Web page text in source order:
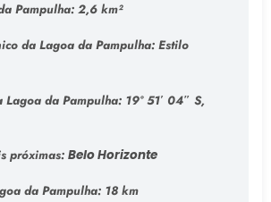
Pampulha:2,6 km²
da Lagoa da Pampulha:Estilo
Lagoa da Pampulha:19° 51′ 04″ S,
próximas: Belo Horizonte
da Pampulha:18 km